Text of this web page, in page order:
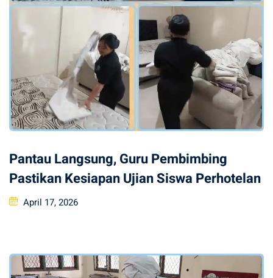
Pantau Langsung, Guru Pembimbing
Pastikan Kesiapan Ujian Siswa Perhotelan
Posted
April 17, 2026